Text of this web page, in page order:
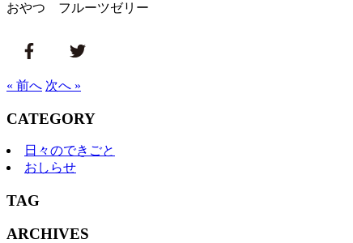
おやつ フルーツゼリー
« 前へ 次へ »
CATEGORY
日々のできごと
おしらせ
TAG
ARCHIVES